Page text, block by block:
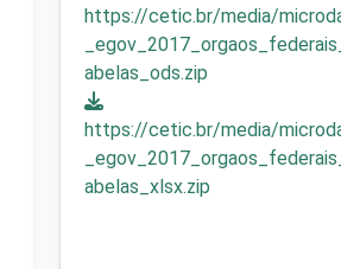
https://cetic.br/media/
abelas_ods.zip
https://cetic.br/media/
abelas_xlsx.zip